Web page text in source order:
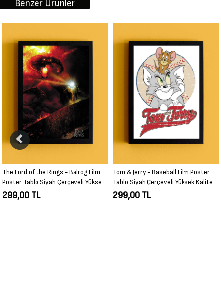
Benzer Ürünler
Tom & Jerry - Baseball Film Poster
Tablo Siyah Çerçeveli Yüksek Kalite
Film Duvar Tablo
299,00 TL
Joker - HAHAHA Film Poster Tablo
Siyah Çerçeveli Yüksek Kalite Film
Duvar Tablo
299,00 TL